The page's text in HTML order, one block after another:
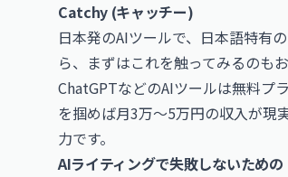
Catchy (キャッチー)
日本発のAIツールで、日本語特有
ら、まずはこれを触ってみるのもお
ChatGPTなどのAIツールは無料プ
を掴めば月3万〜5万円の収入が現
力です。
AIライティングで失敗しないための